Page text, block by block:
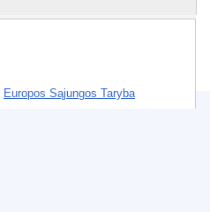
Europos Sąjungos Taryba
biuras